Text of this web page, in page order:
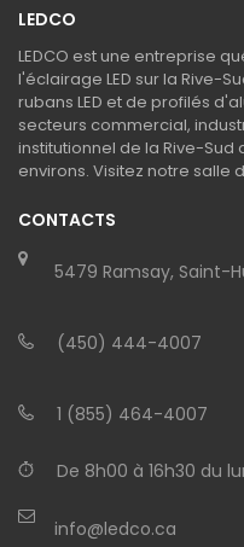
LEDCO
LEDCO est une entreprise
l'éclairage LED sur la Rive-
rubans LED et de profilés
secteurs commercial,
institutionnel de la Rive-Sud
environs. Visitez notre salle
CONTACTS
5479 Ramsay, Saint-
(450) 444-4007
1 (855) 464-4007
De 8h00 à 16h30 du
info@ledco.ca